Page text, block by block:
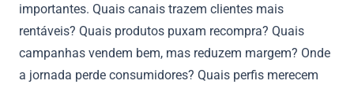
importantes. Quais canais trazem clientes mais
rentáveis? Quais produtos puxam recompra? Quais
campanhas vendem bem, mas reduzem margem? Onde
a jornada perde consumidores? Quais perfis merecem